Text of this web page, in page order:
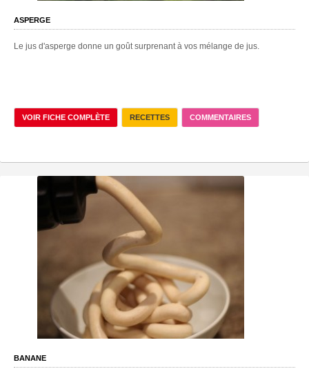
ASPERGE
Le jus d'asperge donne un goût surprenant à vos mélange de jus.
VOIR FICHE COMPLÈTE RECETTES COMMENTAIRES
BANANE